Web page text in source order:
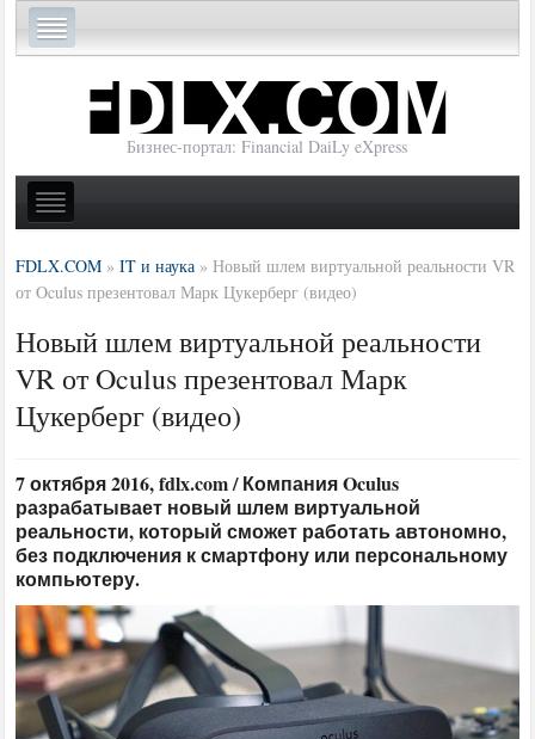
Бизнес-портал: Financial DaiLy eXpress
FDLX.COM »IT и наука »Новый шлем виртуальной реальности VR
от Oculus презентовал Марк Цукерберг (видео)
Новый шлем виртуальной реальности
VR от Oculus презентовал Марк
Цукерберг (видео)
7 октября 2016, fdlx.com / Компания Oculus
разрабатывает новый шлем виртуальной
реальности, который сможет работать автономно,
без подключения к смартфону или персональному
компьютеру.